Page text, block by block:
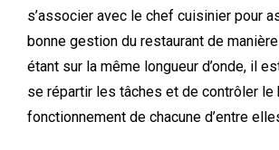
s’associer avec le chef cuisinier pour
bonne gestion du restaurant de
étant sur la même longueur d’onde, il
se répartir les tâches et de contrôler le
fonctionnement de chacune d’entre